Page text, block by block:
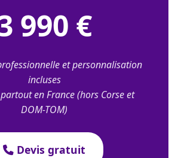
990 €
et personnalisation
incluses
en France (hors Corse et
DOM-TOM)
Devis gratuit